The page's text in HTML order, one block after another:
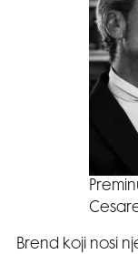
Brend koji nosi